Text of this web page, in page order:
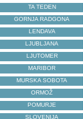
TA TEDEN
GORNJA RADGONA
LENDAVA
LJUBLJANA
LJUTOMER
MARIBOR
MURSKA SOBOTA
ORMOŽ
POMURJE
SLOVENIJA